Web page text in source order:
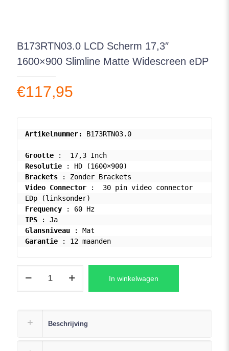
B173RTN03.0 LCD Scherm 17,3″
1600×900 Slimline Matte Widescreen eDP
€117,95
Artikelnummer:
Grootte
Resolutie
Brackets
Video Connector :  30 pin video connector
Frequency
IPS
Glansniveau
Garantie : 12 maanden
1600×900
In winkelwagen
Beschrijving